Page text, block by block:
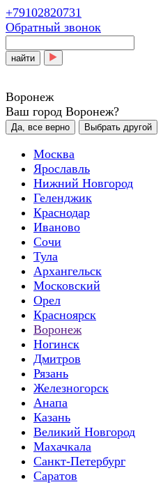
+79102820731
Обратный звонок
найти
Воронеж
Ваш город Воронеж?
Да, все верно Выбрать другой
Москва
Ярославль
Нижний Новгород
Геленджик
Краснодар
Иваново
Сочи
Тула
Архангельск
Московский
Орел
Красноярск
Воронеж
Ногинск
Дмитров
Рязань
Железногорск
Анапа
Казань
Великий Новгород
Махачкала
Санкт-Петербург
Саратов